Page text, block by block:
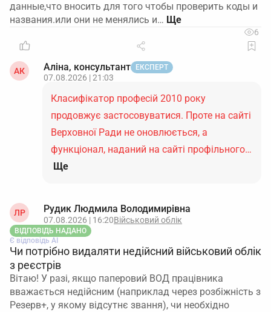
данные,что вносить для того чтобы проверить коды и
названия.или они не менялись и…
6
АК Аліна, консультант ЕКСПЕРТ
07.08.2026 | 21:03
Класифікатор професій 2010 року
продовжує застосовуватися. Проте на сайті
Верховної Ради не оновлюється, а
функціонал, наданий на сайті профільного…
Ще
ЛР Рудик Людмила Володимирівна
07.08.2026 | 16:20Військовий облік
ВІДПОВІДЬ НАДАНО
Є відповідь АІ
Чи потрібно видаляти недійсний військовий облік
з реєстрів
Вітаю! У разі, якщо паперовий ВОД працівника
вважається недійсним (наприклад через розбіжність з
Резерв+, у якому відсутнє звання), чи необхідно